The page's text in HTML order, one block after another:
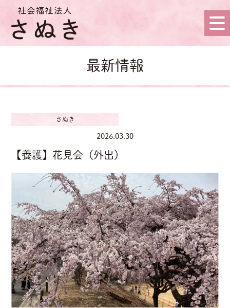
最新情報
さぬき
2026.03.30
【養護】花見会（外出）